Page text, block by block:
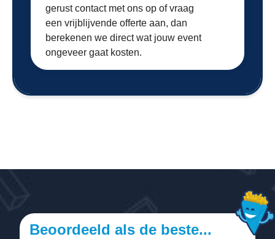
gerust contact met ons op of vraag
een vrijblijvende offerte aan, dan
berekenen we direct wat jouw event
ongeveer gaat kosten.
Beoordeeld als de beste...